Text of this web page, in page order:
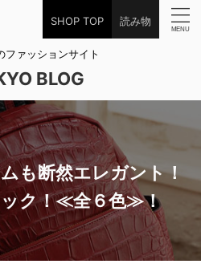
SHOP TOP 読み物
ファッションサイト
BLOG
も断然エレガント！
ク！≪全６色≫！